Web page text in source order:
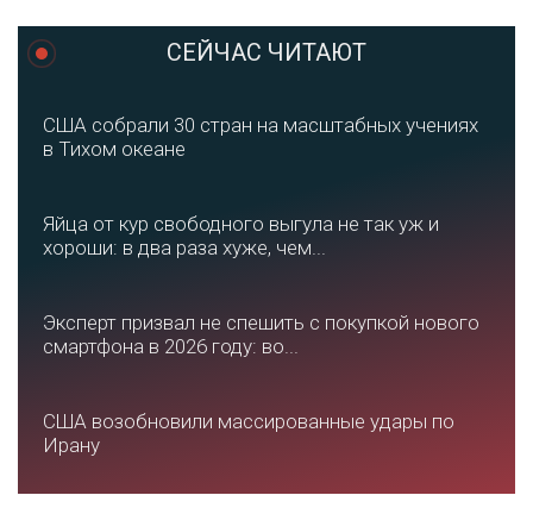
СЕЙЧАС ЧИТАЮТ
США собрали 30 стран на масштабных учениях
в Тихом океане
Яйца от кур свободного выгула не так уж и
хороши: в два раза хуже, чем...
Эксперт призвал не спешить с покупкой нового
смартфона в 2026 году: во...
США возобновили массированные удары по
Ирану